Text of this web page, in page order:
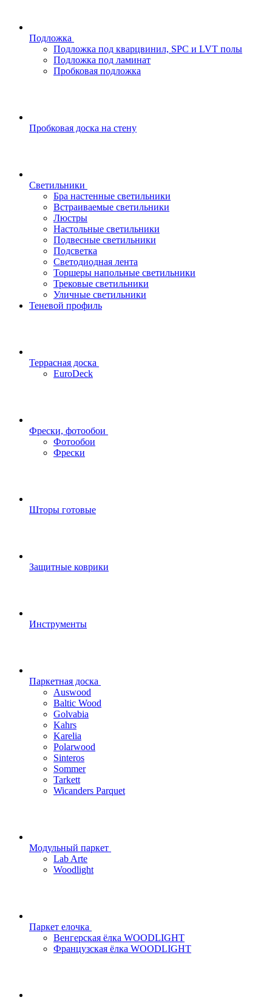
Подложка
Подложка под кварцвинил, SPC и LVT полы
Подложка под ламинат
Пробковая подложка
Пробковая доска на стену
Светильники
Бра настенные светильники
Встраиваемые светильники
Люстры
Настольные светильники
Подвесные светильники
Подсветка
Светодиодная лента
Торшеры напольные светильники
Трековые светильники
Уличные светильники
Теневой профиль
Террасная доска
EuroDeck
Фрески, фотообои
Фотообои
Фрески
Шторы готовые
Защитные коврики
Инструменты
Паркетная доска
Auswood
Baltic Wood
Golvabia
Kahrs
Karelia
Polarwood
Sinteros
Sommer
Tarkett
Wicanders Parquet
Модульный паркет
Lab Arte
Woodlight
Паркет елочка
Венгерская ёлка WOODLIGHT
Французская ёлка WOODLIGHT